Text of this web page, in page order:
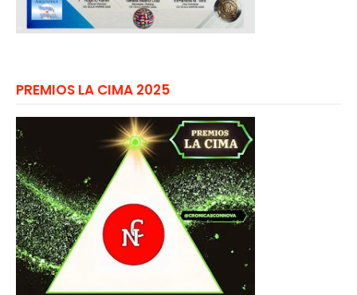
PREMIOS LA CIMA 2025